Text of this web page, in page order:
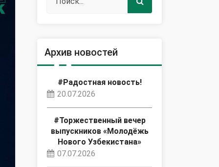
Архив новостей
#Радостная новость!
20.07.2026
#Торжественный вечер
выпускников «Молодёжь
Нового Узбекистана»
07.07.2026